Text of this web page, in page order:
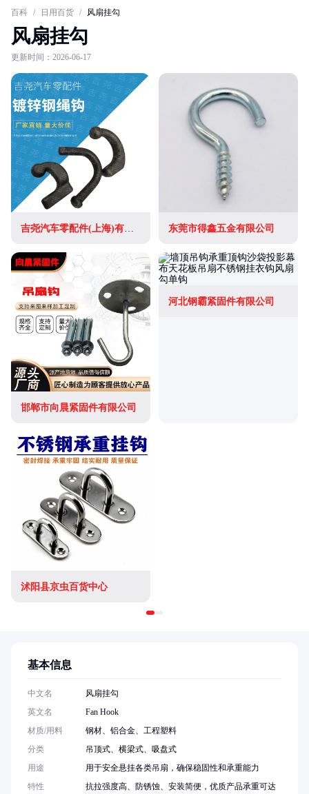
百科 / 日用百货 / 风扇挂勾
风扇挂勾
更新时间：2026-06-17
吉尧汽车零配件(上海)有限公司 东莞市得鑫五金有限公司
邯郸市向晨紧固件有限公司
河北钢霸紧固件有限公司
沭阳县京虫百货中心
基本信息
中文名
风扇挂勾
英文名
Fan Hook
材质/用料
钢材、铝合金、工程塑料
分类
吊顶式、横梁式、吸盘式
用途
用于安全悬挂各类吊扇，确保稳固性和承重能力
特性
抗拉强度高、防锈蚀、安装简便，优质产品承重可达